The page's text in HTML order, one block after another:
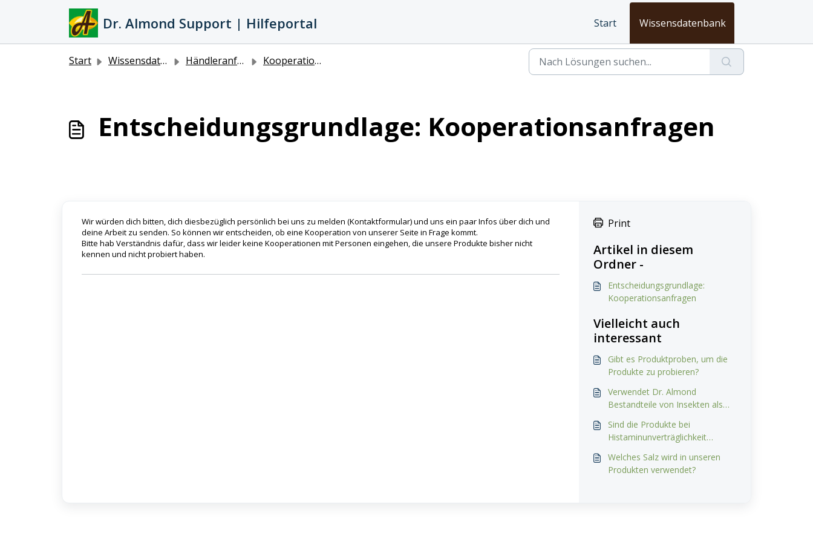
Zum hauptsächlichen Inhalt gehen
Dr. Almond Support | Hilfeportal Start Wissensdatenbank
Start Wissensdatenbank Händleranfragen und Kooperationen Kooperationsanfragen und Affiliate-Programm
Entscheidungsgrundlage: Kooperationsanfragen
Wir würden dich bitten, dich diesbezüglich persönlich bei uns zu melden (Kontaktformular) und uns ein paar Infos über dich und
deine Arbeit zu senden. So können wir entscheiden, ob eine Kooperation von unserer Seite in Frage kommt.
Bitte hab Verständnis dafür, dass wir leider keine Kooperationen mit Personen eingehen, die unsere Produkte bisher nicht
kennen und nicht probiert haben.
Print
Artikel in diesem
Ordner -
Entscheidungsgrundlage:
Kooperationsanfragen
Vielleicht auch
interessant
Gibt es Produktproben, um die
Produkte zu probieren?
Verwendet Dr. Almond
Bestandteile von Insekten als
Sind die Produkte bei
Histaminunverträglichkeit
Welches Salz wird in unseren
Produkten verwendet?